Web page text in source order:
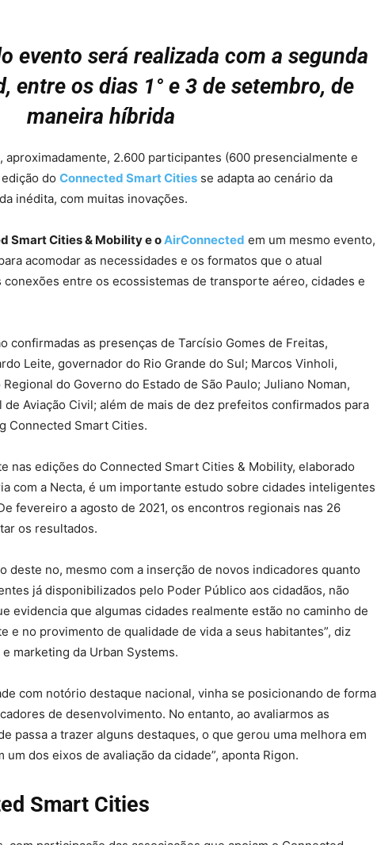
evento será realizada com a segunda
entre os dias 1° e 3 de setembro, de
maneira híbrida
aproximadamente, 2.600 participantes (600 presencialmente e
do Connected Smart Cities se adapta ao cenário da
inédita, com muitas inovações.
Smart Cities & Mobility e oAirConnected em um mesmo evento,
acomodar as necessidades e os formatos que o atual
entre os ecossistemas de transporte aéreo, cidades e
confirmadas as presenças de Tarcísio Gomes de Freitas,
Leite, governador do Rio Grande do Sul; Marcos Vinholi,
do Governo do Estado de São Paulo; Juliano Noman,
Aviação Civil; além de mais de dez prefeitos confirmados para
Connected Smart Cities.
nas edições do Connected Smart Cities & Mobility, elaborado
com a Necta, é um importante estudo sobre cidades inteligentes
fevereiro a agosto de 2021, os encontros regionais nas 26
os resultados.
deste no, mesmo com a inserção de novos indicadores quanto
já disponibilizados pelo Poder Público aos cidadãos, não
evidencia que algumas cidades realmente estão no caminho de
e no provimento de qualidade de vida a seus habitantes”, diz
marketing da Urban Systems.
com notório destaque nacional, vinha se posicionando de forma
de desenvolvimento. No entanto, ao avaliarmos as
passa a trazer alguns destaques, o que gerou uma melhora em
dos eixos de avaliação da cidade”, aponta Rigon.
Smart Cities